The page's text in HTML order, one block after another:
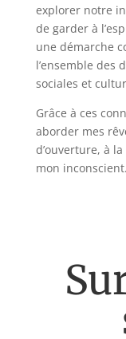
explorer notre
de garder à
une démarche
l’ensemble des
sociales et
Grâce à ces
aborder mes
d’ouverture, à
mon inconscient.